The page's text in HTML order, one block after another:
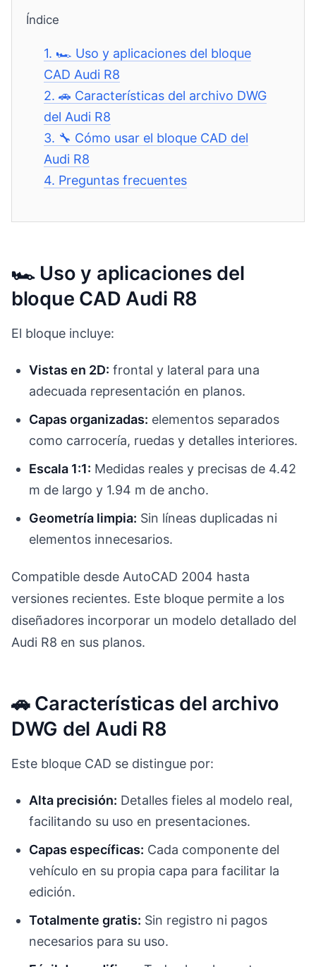
Índice
1. 🏎️ Uso y aplicaciones del bloque
CAD Audi R8
2.🚗 Características del archivo DWG
del Audi R8
3. 🔧 Cómo usar el bloque CAD del
Audi R8
4. Preguntas frecuentes
🏎️ Uso y aplicaciones del
bloque CAD Audi R8
El bloque incluye:
Vistas en 2D: frontal y lateral para una
adecuada representación en planos.
Capas organizadas: elementos separados
como carrocería, ruedas y detalles interiores.
Escala 1:1: Medidas reales y precisas de 4.42
m de largo y 1.94 m de ancho.
Geometría limpia: Sin líneas duplicadas ni
elementos innecesarios.
Compatible desde AutoCAD 2004 hasta
versiones recientes. Este bloque permite a los
diseñadores incorporar un modelo detallado del
Audi R8 en sus planos.
🚗 Características del archivo
DWG del Audi R8
Este bloque CAD se distingue por:
Alta precisión: Detalles fieles al modelo real,
facilitando su uso en presentaciones.
Capas específicas: Cada componente del
vehículo en su propia capa para facilitar la
edición.
Totalmente gratis: Sin registro ni pagos
necesarios para su uso.